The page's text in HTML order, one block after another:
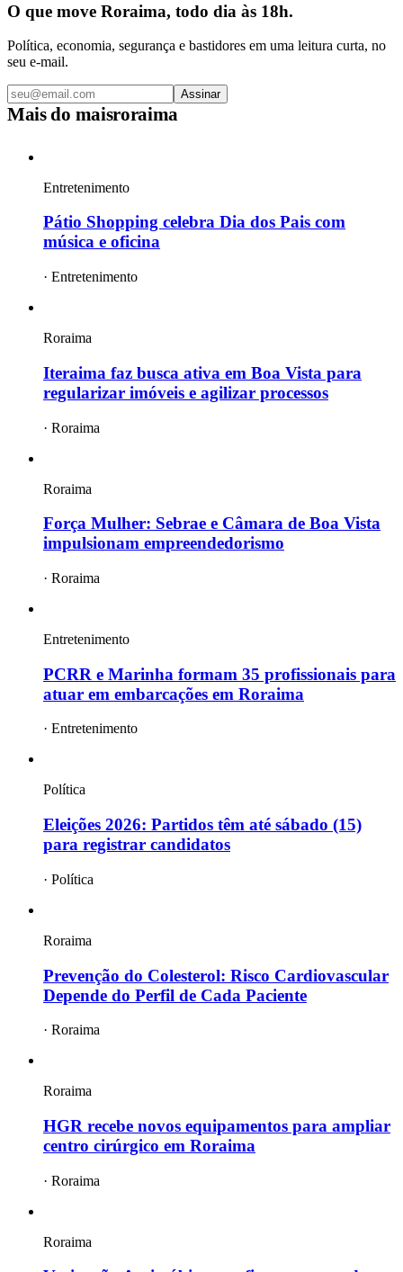
O que move Roraima, todo dia às 18h.
Política, economia, segurança e bastidores em uma leitura curta, no
seu e-mail.
Assinar
Mais do maisroraima
Entretenimento
Pátio Shopping celebra Dia dos Pais com
música e oficina
· Entretenimento
Roraima
Iteraima faz busca ativa em Boa Vista para
regularizar imóveis e agilizar processos
· Roraima
Roraima
Força Mulher: Sebrae e Câmara de Boa Vista
impulsionam empreendedorismo
· Roraima
Entretenimento
PCRR e Marinha formam 35 profissionais para
atuar em embarcações em Roraima
· Entretenimento
Política
Eleições 2026: Partidos têm até sábado (15)
para registrar candidatos
· Política
Roraima
Prevenção do Colesterol: Risco Cardiovascular
Depende do Perfil de Cada Paciente
· Roraima
Roraima
HGR recebe novos equipamentos para ampliar
centro cirúrgico em Roraima
· Roraima
Roraima